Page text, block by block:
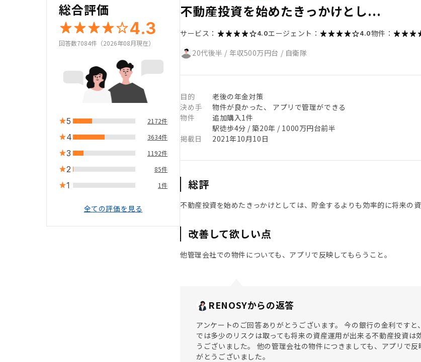
総合評価
4.3
回答数7084件（2026年08月現在）
5 2172件
4 3634件
3 1192件
2 85件
1 1件
全ての評価を見る
不動産投資を始めたきっかけとし...
サービス： 4.0エージェント： 4.0物件：
20代後半 / 年収500万円台 / 自衛隊
目的
老後の年金対策
決め手
物件が良かった、 アプリで管理ができる
物件
追加購入1件
駅徒歩4分 / 築20年 / 1000万円台前半
掲載日
2021年10月10日
総評
不動産投資を始めたきっかけとしては、貯金するよりも効率的に将来の
改善して欲しい点
他管理会社での物件についても、アプリで反映してもらうこと。
RENOSYからの返答
アンケートのご回答ありがとうございます。 今の銀行の金利です
では多少のリスクは取っても将来の資産運用が出来る不動産投資
うございました。 他の管理会社の物件につきましても、アプリで
がとうございました。